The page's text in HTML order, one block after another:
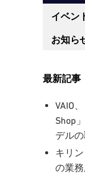
イベン
お知ら
最新記事
VAIO
Shop
デル
キリ
の業務